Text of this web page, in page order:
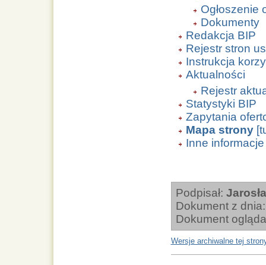
Ogłoszenie
Dokumenty
Redakcja BIP
Rejestr stron
Instrukcja
Aktualności
Rejestr
Statystyki BIP
Zapytania
Mapa strony
Inne informacje
Podpisał:
Dokument z
Dokument
Wersje archiwalne tej